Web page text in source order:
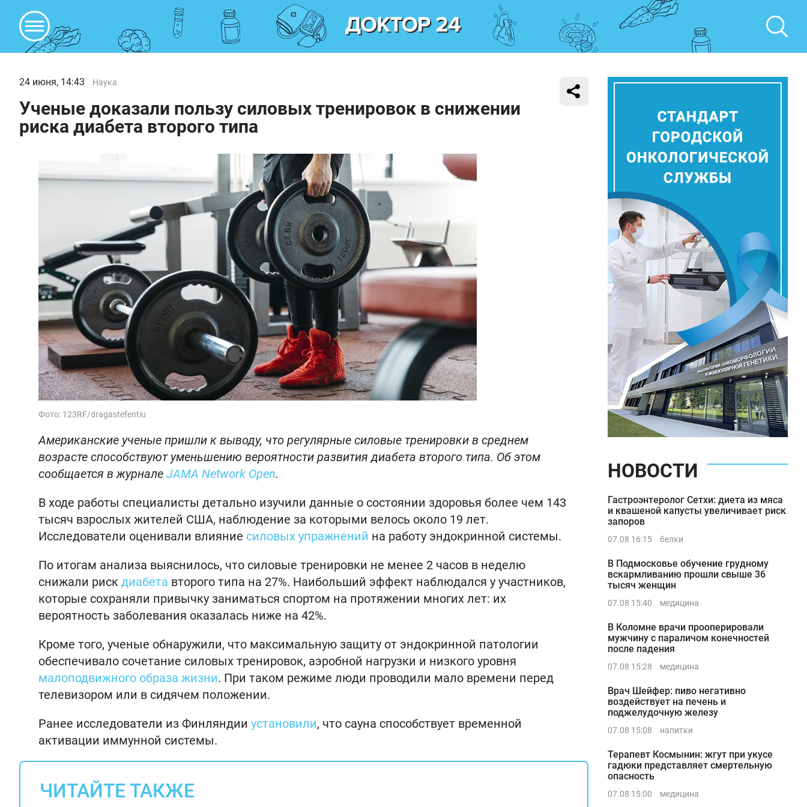
24 июня, 14:43 Наука
Ученые доказали пользу силовых тренировок в снижении
риска диабета второго типа
Фото: 123RF/dragastefentiu
Американские ученые пришли к выводу, что регулярные силовые тренировки в среднем
возрасте способствуют уменьшению вероятности развития диабета второго типа. Об этом
сообщается в журнале JAMA Network Open.
В ходе работы специалисты детально изучили данные о состоянии здоровья более чем 143
тысяч взрослых жителей США, наблюдение за которыми велось около 19 лет.
Исследователи оценивали влияние силовых упражнений на работу эндокринной системы.
По итогам анализа выяснилось, что силовые тренировки не менее 2 часов в неделю
снижали риск диабета второго типа на 27%. Наибольший эффект наблюдался у участников,
которые сохраняли привычку заниматься спортом на протяжении многих лет: их
вероятность заболевания оказалась ниже на 42%.
Кроме того, ученые обнаружили, что максимальную защиту от эндокринной патологии
обеспечивало сочетание силовых тренировок, аэробной нагрузки и низкого уровня
малоподвижного образа жизни. При таком режиме люди проводили мало времени перед
телевизором или в сидячем положении.
Ранее исследователи из Финляндии установили, что сауна способствует временной
активации иммунной системы.
ЧИТАЙТЕ ТАКЖЕ
НОВОСТИ
Гастроэнтеролог Сетхи: диета из мяса
и квашеной капусты увеличивает риск
запоров
07.08 16:15 белки
В Подмосковье обучение грудному
вскармливанию прошли свыше 36
тысяч женщин
07.08 15:40 медицина
В Коломне врачи прооперировали
мужчину с параличом конечностей
после падения
07.08 15:28 медицина
Врач Шейфер: пиво негативно
воздействует на печень и
поджелудочную железу
07.08 15:08 напитки
Терапевт Космынин: жгут при укусе
гадюки представляет смертельную
опасность
07.08 15:00 медицина